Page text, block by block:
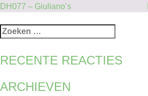
BERICHT
NAVIGATIE
DH077 – Giuliano’s
Zoeken
naar:
RECENTE REACTIES
ARCHIEVEN